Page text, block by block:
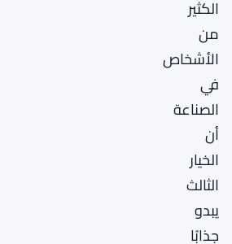
الكثير
من
الأشخاص
في
الصناعة
أن
الخيار
الثالث
يبدو
جذابًا